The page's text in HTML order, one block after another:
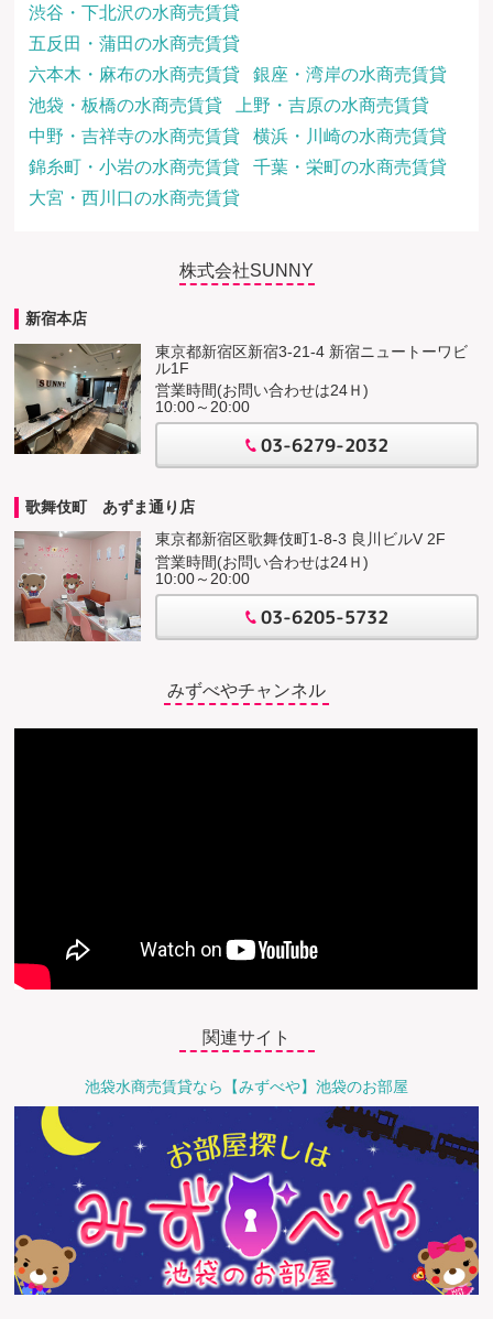
渋谷・下北沢の水商売賃貸
五反田・蒲田の水商売賃貸
六本木・麻布の水商売賃貸
銀座・湾岸の水商売賃貸
池袋・板橋の水商売賃貸
上野・吉原の水商売賃貸
中野・吉祥寺の水商売賃貸
横浜・川崎の水商売賃貸
錦糸町・小岩の水商売賃貸
千葉・栄町の水商売賃貸
大宮・西川口の水商売賃貸
株式会社SUNNY
新宿本店
東京都新宿区新宿3-21-4 新宿ニュートーワビ
ル1F
営業時間(お問い合わせは24Ｈ)
10:00～20:00
03-6279-2032
歌舞伎町 あずま通り店
東京都新宿区歌舞伎町1-8-3 良川ビルV 2F
営業時間(お問い合わせは24Ｈ)
10:00～20:00
03-6205-5732
みずべやチャンネル
関連サイト
池袋水商売賃貸なら【みずべや】池袋のお部屋